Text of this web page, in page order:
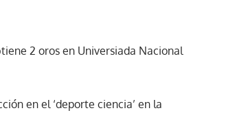
2 oros en Universiada Nacional
en el ‘deporte ciencia’ en la